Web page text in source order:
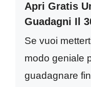
Apri Gratis
Guadagni Il
Se vuoi
modo geniale
guadagnare